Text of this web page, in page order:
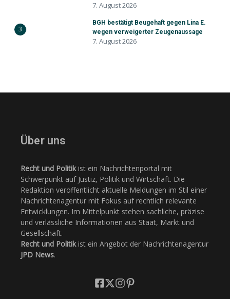
7. August 2026
3
BGH bestätigt Beugehaft gegen Lina E.
wegen verweigerter Zeugenaussage
7. August 2026
Über uns
Recht und Politikist ein Nachrichtenportal mit
Schwerpunkt auf Justiz, Politik und Wirtschaft. Die
Redaktion veröffentlicht aktuelle Meldungen im Stil einer
Nachrichtenagentur mit Fokus auf rechtlich relevante
Entwicklungen. Im Mittelpunkt stehen sachliche, präzise
und verlässliche Informationen aus Staat, Markt und
Gesellschaft.
Recht und Politikist ein Angebot der Nachrichtenagentur
JPD News.